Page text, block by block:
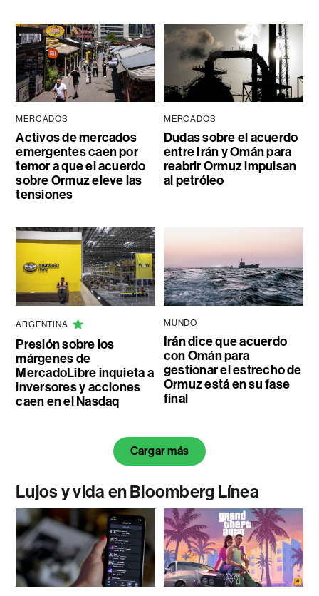
MERCADOS
Activos de mercados
emergentes caen por
temor a que el acuerdo
sobre Ormuz eleve las
tensiones
MERCADOS
Dudas sobre el acuerdo
entre Irán y Omán para
reabrir Ormuz impulsan
al petróleo
ARGENTINA
Presión sobre los
márgenes de
MercadoLibre inquieta a
inversores y acciones
caen en el Nasdaq
MUNDO
Irán dice que acuerdo
con Omán para
gestionar el estrecho de
Ormuz está en su fase
final
Cargar más
Lujos y vida en Bloomberg Línea